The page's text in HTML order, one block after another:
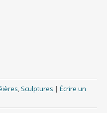
, Sculptures | Écrire un